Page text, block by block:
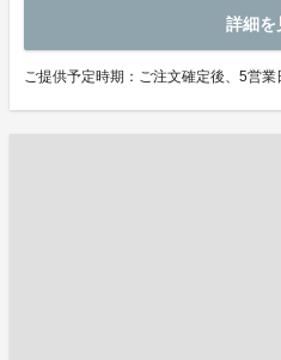
詳細を
ご提供予定時期：ご注文確定後、5営業